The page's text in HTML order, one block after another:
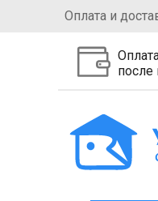
Оплата и
после